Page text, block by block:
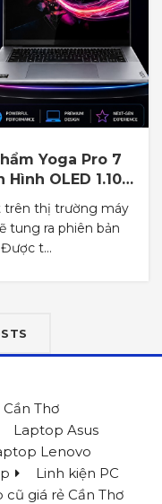
Yoga Pro 7
Hình OLED 1.100
Đến 96GB
trên thị trường máy
tung ra phiên bản
Được t...
Thơ
Laptop Asus
Lenovo
Linh kiện PC
cũ giá rẻ Cần Thơ